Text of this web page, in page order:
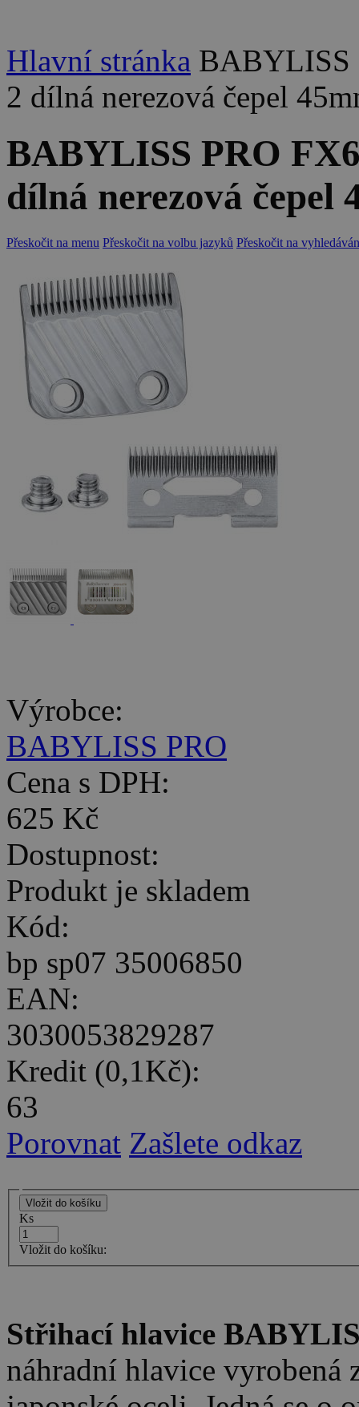
Hlavní stránka BABYLISS
2 dílná nerezová čepel
BABYLISS PRO
dílná nerezová čepel
Přeskočit na menu Přeskočit na volbu jazyků Přeskočit na
Výrobce:
BABYLISS PRO
Cena s DPH:
625 Kč
Dostupnost:
Produkt je skladem
Kód:
bp sp07 35006850
EAN:
3030053829287
Kredit (0,1Kč):
63
Porovnat Zašlete odkaz
Ks
Vložit do košíku:
Střihací hlavice
náhradní hlavice vyrobená